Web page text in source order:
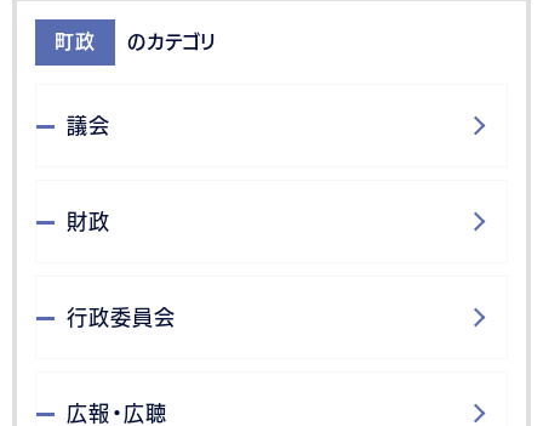
町政 のカテゴリ
議会
財政
行政委員会
広報・広聴